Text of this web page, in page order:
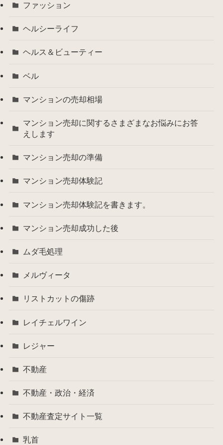
ファッション
ヘルシーライフ
ヘルス＆ビューティー
ベル
マンションの売却相場
マンション売却に関するさまざまなお悩みにお答
えします
マンション売却の準備
マンション売却体験記
マンション売却体験記を書きます。
マンション売却成功した後
ムダ毛処理
メルヴィータ
リストカットの傷跡
レイチェルワイン
レジャー
不動産
不動産・政治・経済
不動産査定サイト一覧
乳首